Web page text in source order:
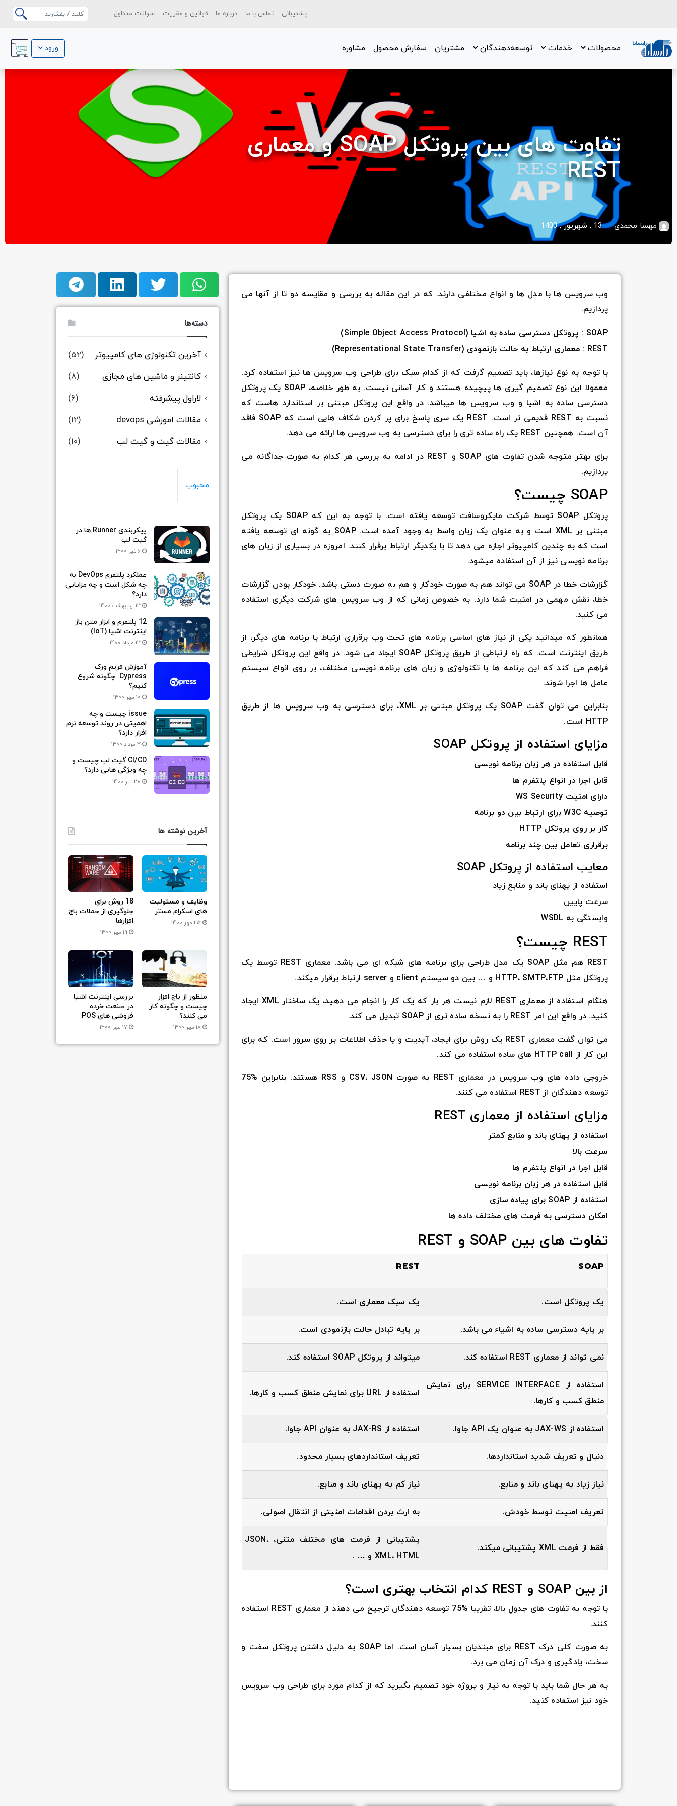
پشتیبانی تماس با ما درباره ما قوانین و مقررات سوالات متداول
محصولات خدمات توسعه‌دهندگان مشتریان سفارش محصول مشاوره ورود
مهسا محمدی 13 , شهریور , 1400
تفاوت های بین پروتکل SOAP و معماری
REST
وب سرویس ها با مدل ها و انواع مختلفی دارند. که در این مقاله به بررسی و مقایسه دو تا از آنها می
پردازیم.
SOAP : پروتکل دسترسی ساده به اشیا (Simple Object Access Protocol)
REST : معماری ارتباط به حالت بازنمودی (Representational State Transfer)
با توجه به نوع نیازها، باید تصمیم گرفت که از کدام سبک برای طراحی وب سرویس ها نیز استفاده کرد.
معمولا این نوع تصمیم گیری ها پیچیده هستند و کار آسانی نیست. به طور خلاصه، SOAP یک پروتکل
دسترسی ساده به اشیا و وب سرویس ها میباشد. در واقع این پروتکل مبتنی بر استاندارد هاست که
نسبت به REST قدیمی تر است. REST یک سری پاسخ برای پر کردن شکاف هایی است که SOAP فاقد
آن است. همچنین REST یک راه ساده تری را برای دسترسی به وب سرویس ها ارائه می دهد.
برای بهتر متوجه شدن تفاوت های SOAP و REST در ادامه به بررسی هر کدام به صورت جداگانه می
پردازیم.
SOAP چیست؟
پروتکل SOAP توسط شرکت مایکروسافت توسعه یافته است. با توجه به این که SOAP یک پروتکل
مبتنی بر XML است و به عنوان یک زبان واسط به وجود آمده است. SOAP به گونه ای توسعه یافته
است که به چندین کامپیوتر اجازه می دهد تا با یکدیگر ارتباط برقرار کنند. امروزه در بسیاری از زبان های
برنامه نویسی نیز از آن استفاده میشود.
گزارشات خطا در SOAP می تواند هم به صورت خودکار و هم به صورت دستی باشد. خودکار بودن گزارشات
خطا، نقش مهمی در امنیت شما دارد. به خصوص زمانی که از وب سرویس های شرکت دیگری استفاده
می کنید.
همانطور که میدانید یکی از نیاز های اساسی برنامه های تحت وب برقراری ارتباط با برنامه های دیگر، از
طریق اینترنت است. که راه ارتباطی از طریق پروتکل SOAP ایجاد می شود. در واقع این پروتکل شرایطی
فراهم می کند که این برنامه ها با تکنولوژی و زبان های برنامه نویسی مختلف، بر روی انواع سیستم
عامل ها اجرا شوند.
بنابراین می توان گفت SOAP یک پروتکل مبتنی بر XML، برای دسترسی به وب سرویس ها از طریق
HTTP است.
مزایای استفاده از پروتکل SOAP
قابل استفاده در هر زبان برنامه نویسی
قابل اجرا در انواع پلتفرم ها
دارای امنیت WS Security
توصیه W3C برای ارتباط بین دو برنامه
کار بر روی پروتکل HTTP
برقراری تعامل بین چند برنامه
معایب استفاده از پروتکل SOAP
استفاده از پهنای باند و منابع زیاد
سرعت پایین
وابستگی به WSDL
REST چیست؟
REST هم مثل SOAP یک مدل طراحی برای برنامه های شبکه ای می باشد. معماری REST توسط یک
پروتکل مثل HTTP، SMTP،FTP و … بین دو سیستم client و server ارتباط برقرار میکند.
هنگام استفاده از معماری REST لازم نیست هر بار که یک کار را انجام می دهید، یک ساختار XML ایجاد
کنید. در واقع این امر REST را به نسخه ساده تری از SOAP تبدیل می کند.
می توان گفت معماری REST یک روش برای ایجاد، آپدیت و یا حذف اطلاعات بر روی سرور است. که برای
این کار از HTTP call های ساده استفاده می کند.
خروجی داده های وب سرویس در معماری REST به صورت CSV، JSON و RSS هستند. بنابراین %75
توسعه دهندگان از REST استفاده می کنند.
مزایای استفاده از معماری REST
استفاده از پهنای باند و منابع کمتر
سرعت بالا
قابل اجرا در انواع پلتفرم ها
قابل استفاده در هر زبان برنامه نویسی
استفاده از SOAP برای پیاده سازی
امکان دسترسی به فرمت های مختلف داده ها
تفاوت های بین SOAP و REST
SOAP
REST
یک پروتکل است. یک سبک معماری است.
بر پایه دسترسی ساده به اشیاء می باشد. بر پایه تبادل حالت بازنمودی است.
نمی تواند از معماری REST استفاده کند. میتواند از پروتکل SOAP استفاده کند.
استفاده از SERVICE INTERFACE برای نمایش
منطق کسب و کارها.
استفاده از URL برای نمایش منطق کسب و کارها.
استفاده از JAX-WS به عنوان یک API جاوا. استفاده از JAX-RS به عنوان API جاوا.
دنبال و تعریف شدید استانداردها. تعریف استانداردهای بسیار محدود.
نیاز زیاد به پهنای باند و منابع. نیاز کم به پهنای باند و منابع.
تعریف امنیت توسط خودش. به ارث بردن اقدامات امنیتی از انتقال اصولی.
فقط از فرمت XML پشتیبانی میکند.
پشتیبانی از فرمت های مختلف متنی، JSON،
XML، HTML و … .
از بین SOAP و REST کدام انتخاب بهتری است؟
با توجه به تفاوت های جدول بالا، تقریبا %75 توسعه دهندگان ترجیح می دهند از معماری REST استفاده
کنند.
به صورت کلی درک REST برای مبتدیان بسیار آسان است. اما SOAP به دلیل داشتن پروتکل سفت و
سخت، یادگیری و درک آن زمان می برد.
به هر حال شما باید با توجه به نیاز و پروژه خود تصمیم بگیرید که از کدام مورد برای طراحی وب سرویس
خود نیز استفاده کنید.
دسته‌ها
آخرین تکنولوژی های کامپیوتر
(52)
کانتینر و ماشین های مجازی
(8)
لاراول پیشرفته
(6)
مقالات اموزشی devops
(12)
مقالات گیت و گیت لب
(10)
محبوب
پیکربندی Runner ها در
گیت لب
6 تیر 1400
عملکرد پلتفرم DevOps به
چه شکل است و چه مزایایی
دارد؟
13 اردیبهشت 1400
12 پلتفرم و ابزار متن باز
اینترنت اشیا (IoT)
13 مرداد 1400
آموزش فریم ورک
Cypress: چگونه شروع
کنیم؟
10 مهر 1400
issue چیست و چه
اهمیتی در روند توسعه نرم
افزار دارد؟
3 مرداد 1400
CI/CD گیت لب چیست و
چه ویژگی هایی دارد؟
28 تیر 1400
آخرین نوشته ها
وظایف و مسئولیت
های اسکرام مستر
25 مهر 1400
18 روش برای
جلوگیری از حملات باج
افزارها
19 مهر 1400
منظور از باج افزار
چیست و چگونه کار
می کنند؟
18 مهر 1400
بررسی اینترنت اشیا
در صنعت خرده
فروشی های POS
17 مهر 1400